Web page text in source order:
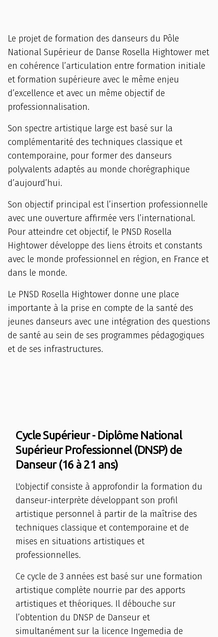
Le projet de formation des danseurs du Pôle
National Supérieur de Danse Rosella Hightower met
en cohérence l’articulation entre formation initiale
et formation supérieure avec le même enjeu
d’excellence et avec un même objectif de
professionnalisation.
Son spectre artistique large est basé sur la
complémentarité des techniques classique et
contemporaine, pour former des danseurs
polyvalents adaptés au monde chorégraphique
d’aujourd’hui.
Son objectif principal est l’insertion professionnelle
avec une ouverture affirmée vers l’international.
Pour atteindre cet objectif, le PNSD Rosella
Hightower développe des liens étroits et constants
avec le monde professionnel en région, en France et
dans le monde.
Le PNSD Rosella Hightower donne une place
importante à la prise en compte de la santé des
jeunes danseurs avec une intégration des questions
de santé au sein de ses programmes pédagogiques
et de ses infrastructures.
Cycle Supérieur - Diplôme National
Supérieur Professionnel (DNSP) de
Danseur (16 à 21 ans)
L'objectif consiste à approfondir la formation du
danseur-interprète développant son profil
artistique personnel à partir de la maîtrise des
techniques classique et contemporaine et de
mises en situations artistiques et
professionnelles.
Ce cycle de 3 années est basé sur une formation
artistique complète nourrie par des apports
artistiques et théoriques. Il débouche sur
l’obtention du DNSP de Danseur et
simultanément sur la licence Ingemedia de